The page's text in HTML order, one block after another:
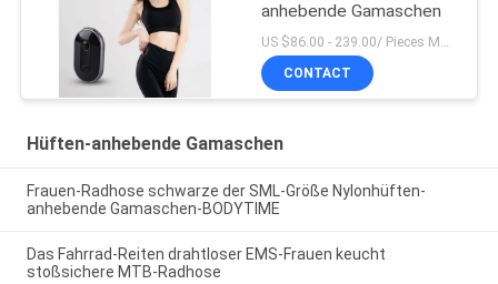
anhebende Gamaschen
US $86.00 - 239.00/ Pieces MOQ:1pieces
CONTACT
Hüften-anhebende Gamaschen
Frauen-Radhose schwarze der SML-Größe Nylonhüften-
anhebende Gamaschen-BODYTIME
Das Fahrrad-Reiten drahtloser EMS-Frauen keucht
stoßsichere MTB-Radhose